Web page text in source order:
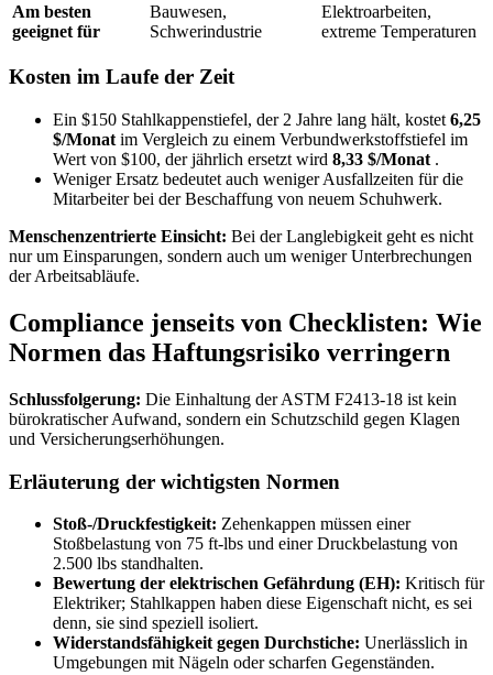
Am besten
geeignet für
Bauwesen,
Schwerindustrie
Elektroarbeiten,
extreme Temperaturen
Kosten im Laufe der Zeit
Ein $150 Stahlkappenstiefel, der 2 Jahre lang hält, kostet 6,25
$/Monat im Vergleich zu einem Verbundwerkstoffstiefel im
Wert von $100, der jährlich ersetzt wird 8,33 $/Monat .
Weniger Ersatz bedeutet auch weniger Ausfallzeiten für die
Mitarbeiter bei der Beschaffung von neuem Schuhwerk.
Menschenzentrierte Einsicht: Bei der Langlebigkeit geht es nicht
nur um Einsparungen, sondern auch um weniger Unterbrechungen
der Arbeitsabläufe.
Compliance jenseits von Checklisten: Wie
Normen das Haftungsrisiko verringern
Schlussfolgerung: Die Einhaltung der ASTM F2413-18 ist kein
bürokratischer Aufwand, sondern ein Schutzschild gegen Klagen
und Versicherungserhöhungen.
Erläuterung der wichtigsten Normen
Stoß-/Druckfestigkeit: Zehenkappen müssen einer
Stoßbelastung von 75 ft-lbs und einer Druckbelastung von
2.500 lbs standhalten.
Bewertung der elektrischen Gefährdung (EH): Kritisch für
Elektriker; Stahlkappen haben diese Eigenschaft nicht, es sei
denn, sie sind speziell isoliert.
Widerstandsfähigkeit gegen Durchstiche: Unerlässlich in
Umgebungen mit Nägeln oder scharfen Gegenständen.